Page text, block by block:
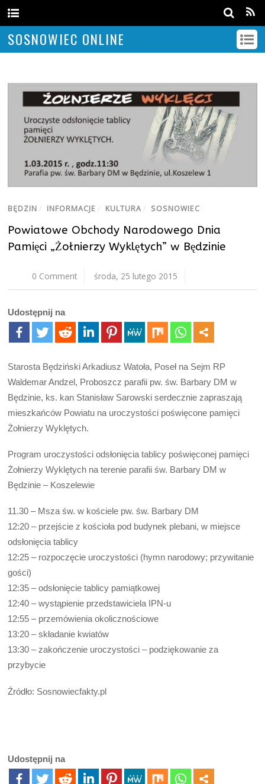
SOSNOWIEC ONLINE
BĘDZIN / INFORMACJE / KULTURA / SOSNOWIEC
Powiatowe Obchody Narodowego Dnia
Pamięci „Żołnierzy Wyklętych” w Będzinie
0 Comment środa, 25 lutego 2015
Udostępnij na
Starosta Będziński Arkadiusz Watoła, Poseł na Sejm RP
Waldemar Andzel, Proboszcz parafii pw. św. Barbary DM w
Będzinie, ks. kan Stanisław Sarowski serdecznie zapraszają
mieszkańców Powiatu na uroczystości poświęcone pamięci
Żołnierzy Wyklętych.
Program uroczystości odsłonięcia tablicy poświęconej pamięci
Żołnierzy Wyklętych na terenie parafii św. Barbary DM w
Będzinie – Koszelewie
11.30 – Msza św. w kościele pw. św. Barbary DM
12:20 – przejście z kościoła pod budynek plebani, w miejsce
odsłonięcia tablicy
12:25 – rozpoczęcie uroczystości (hymn narodowy; przywitanie
gości)
12:35 ­– odsłonięcie tablicy pamiątkowej
12:40 – wystąpienie przedstawiciela IPN-u
12:55 – przemówienia okolicznościowe
13:20 – składanie kwiatów
13:30 – zakończenie uroczystości – podziękowanie za
przybycie
Źródło: Sosnowiecfakty.pl
Udostępnij na